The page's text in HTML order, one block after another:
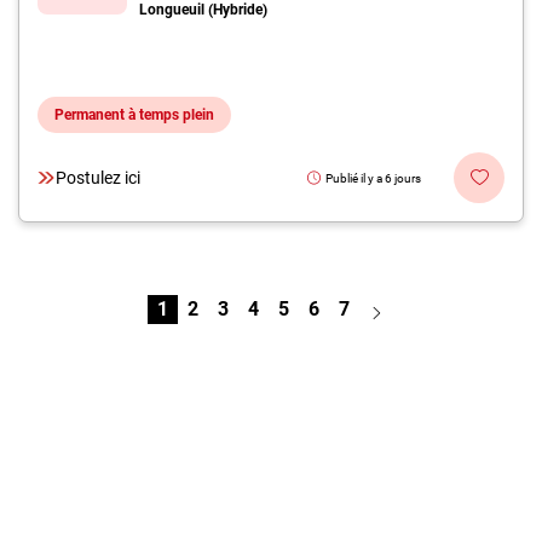
Longueuil (Hybride)
Permanent à temps plein
Postulez ici Publié il y a 6 jours
1 2 3 4 5 6 7